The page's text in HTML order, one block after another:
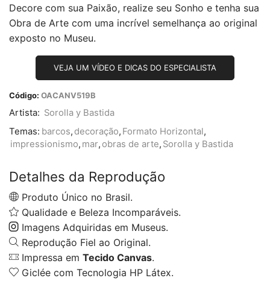
Decore com sua Paixão, realize seu Sonho e tenha sua
Obra de Arte com uma incrível semelhança ao original
exposto no Museu.
VEJA UM VÍDEO E DICAS DO ESPECIALISTA
Código: OACANV519B
Artista: Sorolla y Bastida
Temas: barcos, decoração, Formato Horizontal,
impressionismo, mar, obras de arte, Sorolla y Bastida
Detalhes da Reprodução
Produto Único no Brasil.
Qualidade e Beleza Incomparáveis.
Imagens Adquiridas em Museus.
Reprodução Fiel ao Original.
Impressa em Tecido Canvas.
Giclée com Tecnologia HP Látex.